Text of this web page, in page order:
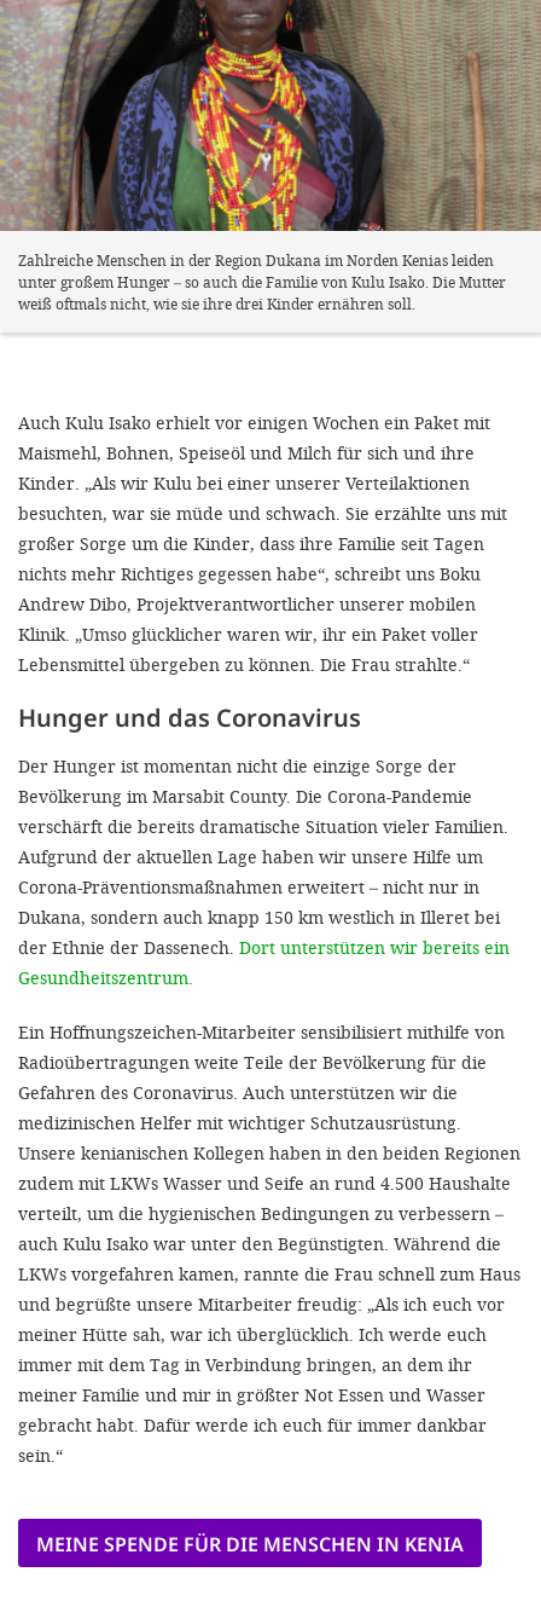
Zahlreiche Menschen in der Region Dukana im Norden Kenias leiden
unter großem Hunger – so auch die Familie von Kulu Isako. Die Mutter
weiß oftmals nicht, wie sie ihre drei Kinder ernähren soll.
Auch Kulu Isako erhielt vor einigen Wochen ein Paket mit
Maismehl, Bohnen, Speiseöl und Milch für sich und ihre
Kinder. „Als wir Kulu bei einer unserer Verteilaktionen
besuchten, war sie müde und schwach. Sie erzählte uns mit
großer Sorge um die Kinder, dass ihre Familie seit Tagen
nichts mehr Richtiges gegessen habe“, schreibt uns Boku
Andrew Dibo, Projektverantwortlicher unserer mobilen
Klinik. „Umso glücklicher waren wir, ihr ein Paket voller
Lebensmittel übergeben zu können. Die Frau strahlte.“
Hunger und das Coronavirus
Der Hunger ist momentan nicht die einzige Sorge der
Bevölkerung im Marsabit County. Die Corona-Pandemie
verschärft die bereits dramatische Situation vieler Familien.
Aufgrund der aktuellen Lage haben wir unsere Hilfe um
Corona-Präventionsmaßnahmen erweitert – nicht nur in
Dukana, sondern auch knapp 150 km westlich in Illeret bei
der Ethnie der Dassenech. Dort unterstützen wir bereits ein
Gesundheitszentrum.
Ein Hoffnungszeichen-Mitarbeiter sensibilisiert mithilfe von
Radioübertragungen weite Teile der Bevölkerung für die
Gefahren des Coronavirus. Auch unterstützen wir die
medizinischen Helfer mit wichtiger Schutzausrüstung.
Unsere kenianischen Kollegen haben in den beiden Regionen
zudem mit LKWs Wasser und Seife an rund 4.500 Haushalte
verteilt, um die hygienischen Bedingungen zu verbessern –
auch Kulu Isako war unter den Begünstigten. Während die
LKWs vorgefahren kamen, rannte die Frau schnell zum Haus
und begrüßte unsere Mitarbeiter freudig: „Als ich euch vor
meiner Hütte sah, war ich überglücklich. Ich werde euch
immer mit dem Tag in Verbindung bringen, an dem ihr
meiner Familie und mir in größter Not Essen und Wasser
gebracht habt. Dafür werde ich euch für immer dankbar
sein.“
MEINE SPENDE FÜR DIE MENSCHEN IN KENIA